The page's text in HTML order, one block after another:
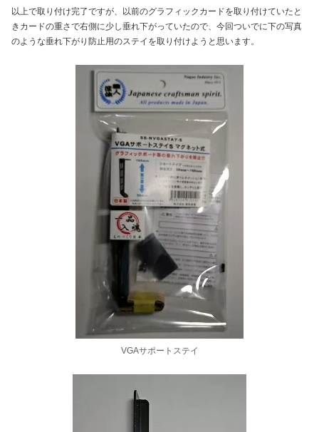
以上で取り付け完了ですが、以前のグラフィックカードを取り付けていたと
きカードの重さで右側に少し垂れ下がっていたので、今回ついでに下の写真
のような垂れ下がり防止用のステイを取り付けようと思います。
VGAサポートステイ